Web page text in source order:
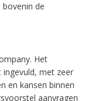
de
Het
met zeer
en kansen binnen
aanvragen